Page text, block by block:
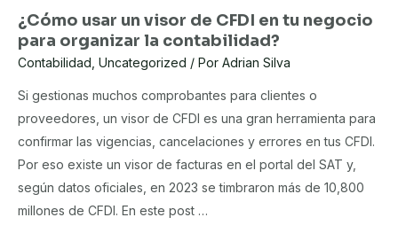
¿Cómo usar un visor de CFDI en tu negocio
para organizar la contabilidad?
Contabilidad Uncategorized / Por Adrian Silva
Si gestionas muchos comprobantes para clientes o
proveedores, un visor de CFDI es una gran herramienta para
confirmar las vigencias, cancelaciones y errores en tus CFDI.
Por eso existe un visor de facturas en el portal del SAT y,
según datos oficiales, en 2023 se timbraron más de 10,800
millones de CFDI. En este post …